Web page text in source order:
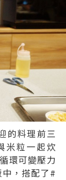
的料理前三
米粒一起炊
環可變壓力
，搭配了#